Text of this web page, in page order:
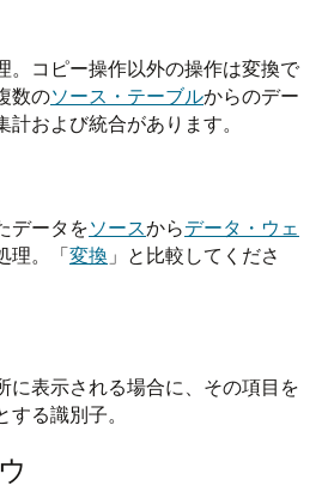
。コピー操作以外の操作は変換で
数のソース・テーブルからのデー
計および統合があります。
データをソースからデータ・ウェ
理。「変換 」と比較してくださ
に表示される場合に、その項目を
る識別子。